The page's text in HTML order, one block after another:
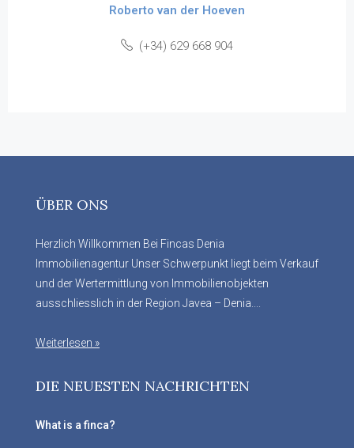
Roberto van der Hoeven
(+34) 629 668 904
ÜBER ONS
Herzlich Willkommen Bei Fincas Denia
Immobilienagentur Unser Schwerpunkt liegt beim Verkauf
und der Wertermittlung von Immobilienobjekten
ausschliesslich in der Region Javea – Denia....
Weiterlesen »
DIE NEUESTEN NACHRICHTEN
What is a finca?